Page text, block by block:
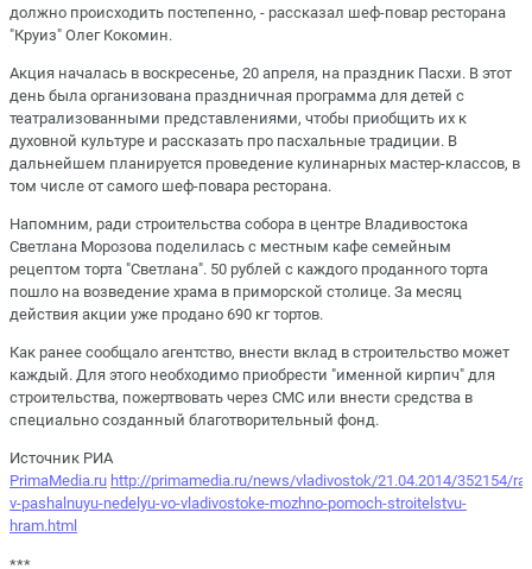
должно происходить постепенно, - рассказал шеф-повар ресторана
"Круиз" Олег Кокомин.
Акция началась в воскресенье, 20 апреля, на праздник Пасхи. В этот
день была организована праздничная программа для детей с
театрализованными представлениями, чтобы приобщить их к
духовной культуре и рассказать про пасхальные традиции. В
дальнейшем планируется проведение кулинарных мастер-классов, в
том числе от самого шеф-повара ресторана.
Напомним, ради строительства собора в центре Владивостока
Светлана Морозова поделилась с местным кафе семейным
рецептом торта "Светлана". 50 рублей с каждого проданного торта
пошло на возведение храма в приморской столице. За месяц
действия акции уже продано 690 кг тортов.
Как ранее сообщало агентство, внести вклад в строительство может
каждый. Для этого необходимо приобрести "именной кирпич" для
строительства, пожертвовать через СМС или внести средства в
специально созданный благотворительный фонд.
Источник РИА
PrimaMedia.ru http://primamedia.ru/news/vladivostok/21.04.2014/352154/
v-pashalnuyu-nedelyu-vo-vladivostoke-mozhno-pomoch-stroitelstvu-
hram.html
***